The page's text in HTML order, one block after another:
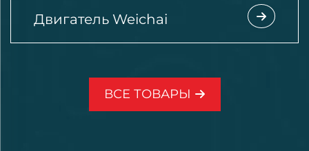
Двигатель Weichai
ВСЕ ТОВАРЫ